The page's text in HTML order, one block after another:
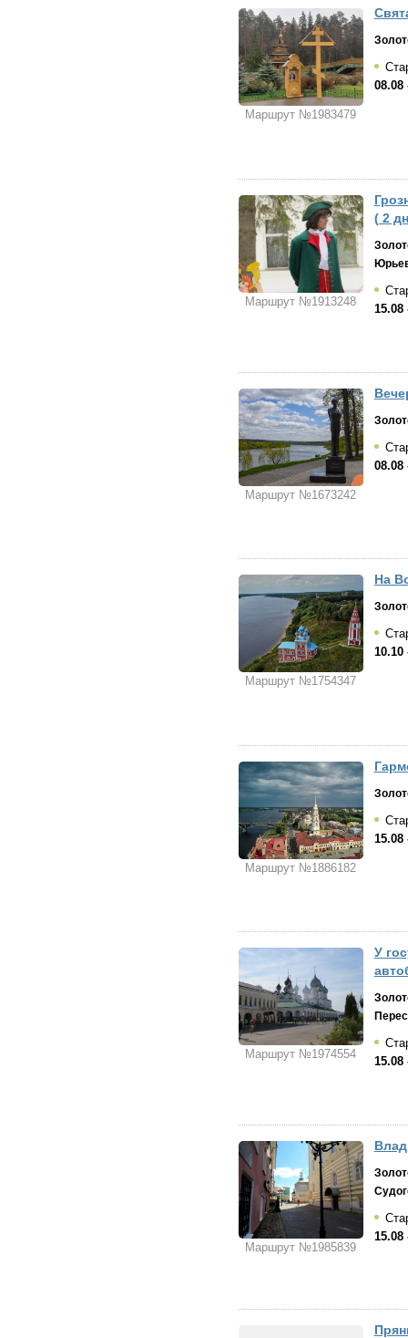
Маршрут №1983479
08.08
Маршрут №1913248
( 2
15.08
Маршрут №1673242
08.08
Маршрут №1754347
На
10.10
Маршрут №1886182
15.08
Маршрут №1974554
У
15.08
Маршрут №1985839
15.08